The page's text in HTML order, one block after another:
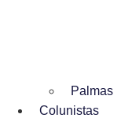
Palmas
Colunistas